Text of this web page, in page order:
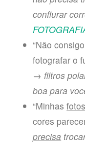
confiurar
“Não
fotografar o
→ filtros
boa para
“Minhas
cores
precisa